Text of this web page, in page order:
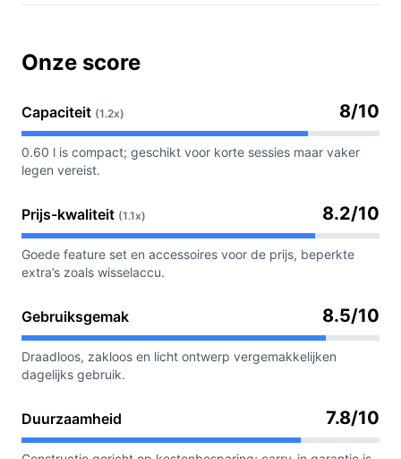
Onze score
Capaciteit (1.2x) 8/10
0.60 l is compact; geschikt voor korte sessies maar vaker
legen vereist.
Prijs-kwaliteit (1.1x) 8.2/10
Goede feature set en accessoires voor de prijs, beperkte
extra’s zoals wisselaccu.
Gebruiksgemak 8.5/10
Draadloos, zakloos en licht ontwerp vergemakkelijken
dagelijks gebruik.
Duurzaamheid 7.8/10